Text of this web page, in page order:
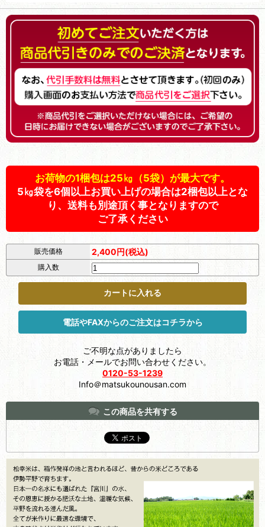
お荷物の1梱包は25㎏（5袋）が最大です。
5㎏袋を6個以上お買い上げの場合は2梱包以上とな
り、送料も別途頂く事となりますので
ご了承ください
販売価格 2,400円(税込)
購入数
電話やFAXからのご注文はコチラから
ご不明な点がありましたら
お電話・メールでお問い合わせください。
0120-53-1239
Info＠matsukounousan.com
この商品を共有する